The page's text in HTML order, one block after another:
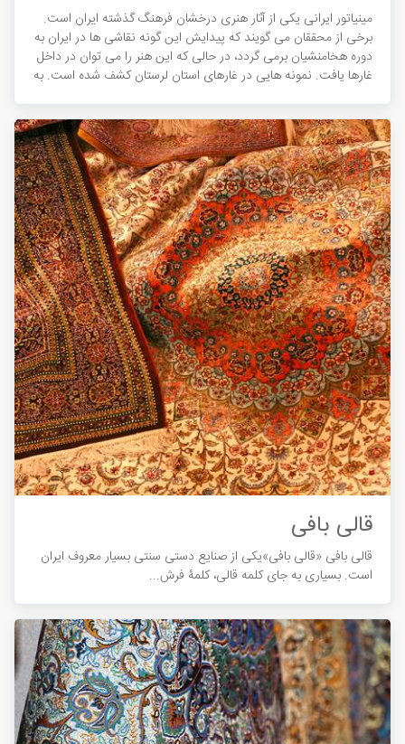
مینیاتور ایرانی یکی از آثار هنری درخشان فرهنگ گذشته ایران است.
برخی از محققان می گویند که پیدایش این گونه نقاشی ها در ایران به
دوره هخامنشیان برمی گردد، در حالی که این هنر را می توان در داخل
غارها یافت. نمونه هایی در غارهای استان لرستان کشف شده است. به
قالی بافی
قالی بافی «قالی بافی»یکی از صنایع دستی سنتی بسیار معروف ایران
است. بسیاری به جای کلمه قالی، کلمۀ فرش...